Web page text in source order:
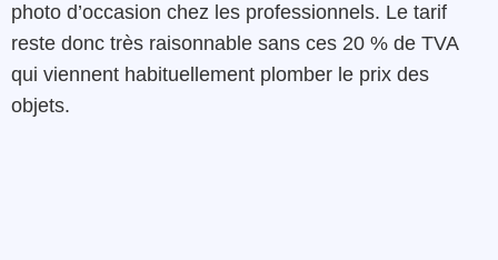
photo d’occasion chez les professionnels. Le tarif
reste donc très raisonnable sans ces 20 % de TVA
qui viennent habituellement plomber le prix des
objets.